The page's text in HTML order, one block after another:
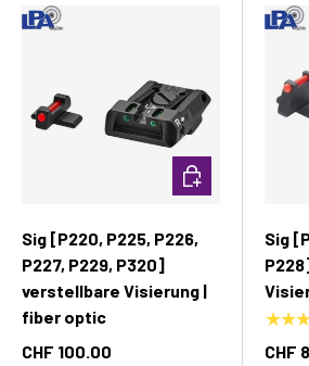
Sig [P220, P225, P226,
P227, P229, P320]
verstellbare Visierung |
fiber optic
CHF 100.00
In den Warenkorb
Sig
CHF